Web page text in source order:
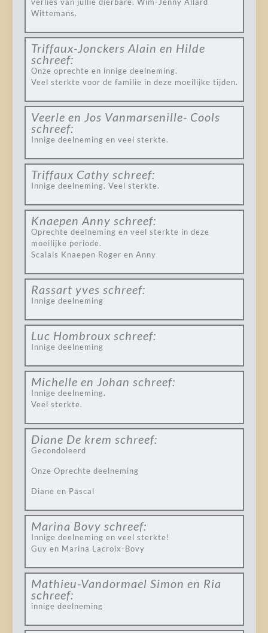
Wittemans.
Triffaux-Jonckers Alain en Hilde
schreef:
Onze oprechte en innige deelneming.
Veel sterkte voor de familie in deze moeilijke tijden.
Veerle en Jos Vanmarsenille- Cools
schreef:
Innige deelneming en veel sterkte.
Triffaux Cathy schreef:
Innige deelneming. Veel sterkte.
Knaepen Anny schreef:
Oprechte deelneming en veel sterkte in deze
moeilijke periode.
Scalais Knaepen Roger en Anny
Rassart yves schreef:
Innige deelneming
Luc Hombroux schreef:
Innige deelneming
Michelle en Johan schreef:
Innige deelneming.
Veel sterkte.
Diane De krem schreef:
Gecondoleerd
Onze Oprechte deelneming
Diane en Pascal
Marina Bovy schreef:
Innige deelneming en veel sterkte!
Guy en Marina Lacroix-Bovy
Mathieu-Vandormael Simon en Ria
schreef:
innige deelneming